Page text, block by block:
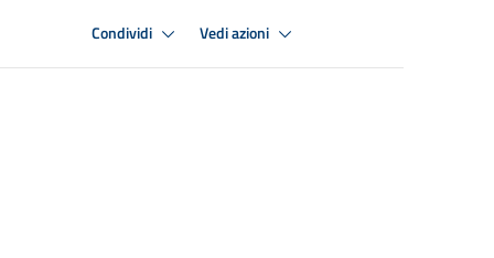
Condividi Vedi azioni